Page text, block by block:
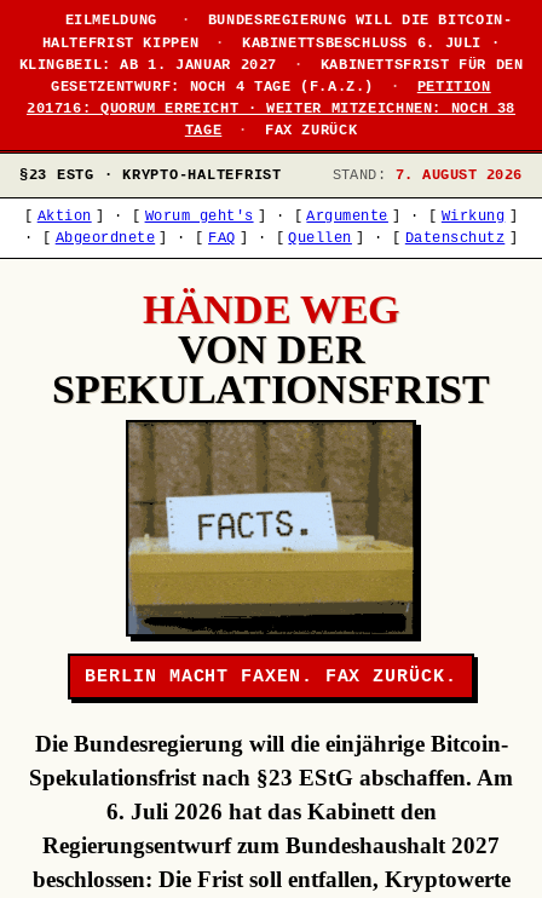
EILMELDUNG ·
BUNDESREGIERUNG WILL DIE BITCOIN-
HALTEFRIST KIPPEN
·
KABINETTSBESCHLUSS 6. JULI ·
KLINGBEIL: AB 1. JANUAR 2027
·
KABINETTSFRIST FÜR DEN
GESETZENTWURF: NOCH 4 TAGE (F.A.Z.)
·
PETITION
201716: QUORUM ERREICHT · WEITER MITZEICHNEN: NOCH 38
TAGE
· FAX ZURÜCK
§23 ESTG · KRYPTO-HALTEFRIST STAND: 7. AUGUST 2026
Aktion · Worum geht's · Argumente · Wirkung
·
Abgeordnete · FAQ · Quellen · Datenschutz
HÄNDE WEG
VON DER
SPEKULATIONSFRIST
BERLIN MACHT FAXEN. FAX ZURÜCK.
Die Bundesregierung will die einjährige Bitcoin-
Spekulationsfrist nach §23 EStG abschaffen. Am
6. Juli 2026 hat das Kabinett den
Regierungsentwurf zum Bundeshaushalt 2027
beschlossen: Die Frist soll entfallen, Kryptowerte